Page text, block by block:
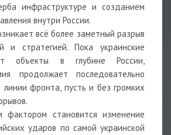
инфраструктуре и созданием
внутри России.
всё более заметный разрыв
и стратегией. Пока украинские
объекты в глубине России,
продолжает последовательно
линии фронта, пусть и без громких
фактором становится изменение
ударов по самой украинской